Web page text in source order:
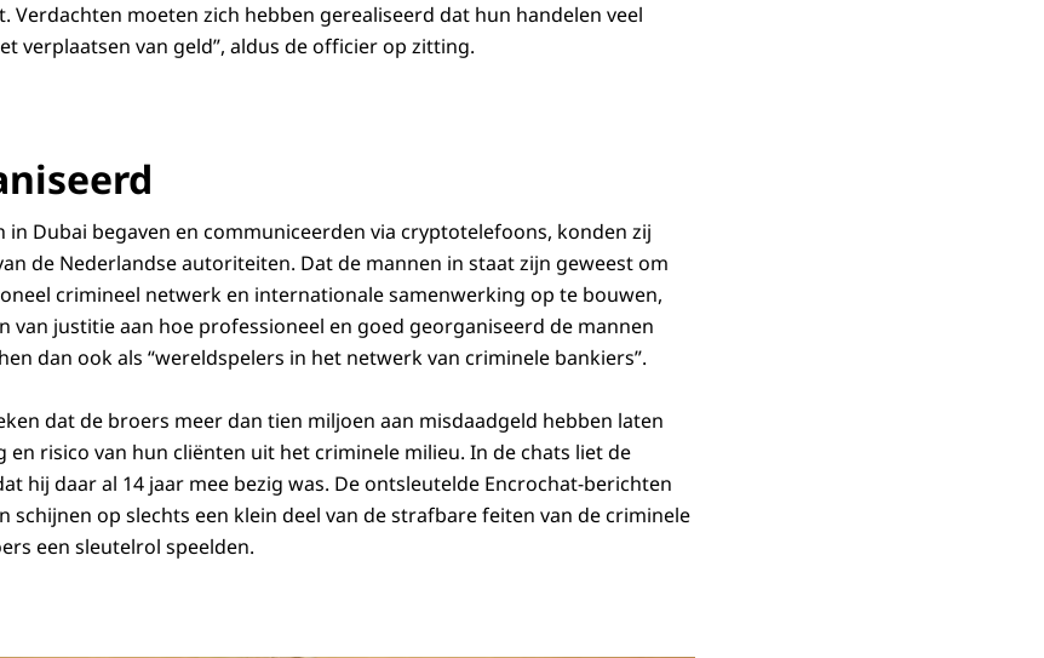
Verdachten moeten zich hebben gerealiseerd dat hun handelen veel
verplaatsen van geld”, aldus de officier op zitting.
Dubai begaven en communiceerden via cryptotelefoons, konden zij
de Nederlandse autoriteiten. Dat de mannen in staat zijn geweest om
crimineel netwerk en internationale samenwerking op te bouwen,
van justitie aan hoe professioneel en goed georganiseerd de mannen
dan ook als “wereldspelers in het netwerk van criminele bankiers”.
dat de broers meer dan tien miljoen aan misdaadgeld hebben laten
risico van hun cliënten uit het criminele milieu. In de chats liet de
hij daar al 14 jaar mee bezig was. De ontsleutelde Encrochat-berichten
schijnen op slechts een klein deel van de strafbare feiten van de criminele
een sleutelrol speelden.